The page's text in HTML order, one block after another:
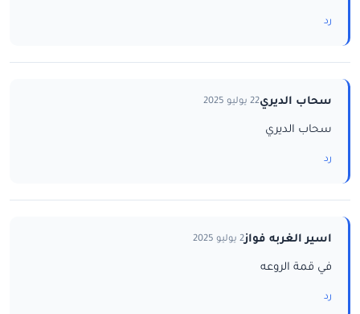
رد
سحاب الديري22 يوليو 2025
سحاب الديري
رد
اسير الغربه فواز2 يوليو 2025
في قمة الروعه
رد